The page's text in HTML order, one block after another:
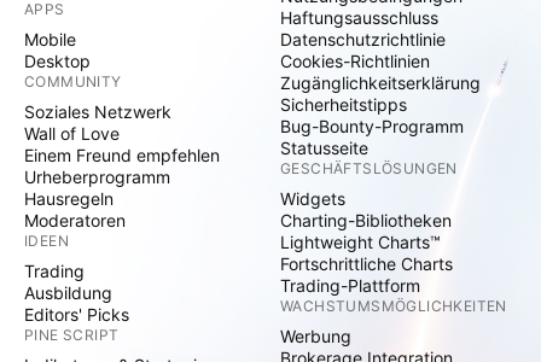
werden. Claim in eigener Sache: Das ist der mit
Abstand aufwändigste Artikel, den ich hier jemals
verfasst habe. Schuld daran ist eine Anfrage, bei der
auch ein kleiner Obolus gerollt ist. Wenn du ebenfalls
Interesse an einer Analyse hast (egal ob Makro- oder
Mikroshit), dann kontaktiere mich einfach. Ist alles
Verhandlungssache.
APPS
Mobile
Desktop
COMMUNITY
Soziales Netzwerk
Wall of Love
Einem Freund empfehlen
Urheberprogramm
Hausregeln
Moderatoren
IDEEN
Trading
Ausbildung
Editors' Picks
PINE SCRIPT
Haftungsausschluss
Datenschutzrichtlinie
Cookies-Richtlinien
Zugänglichkeitserklärung
Sicherheitstipps
Bug-Bounty-Programm
Statusseite
GESCHÄFTSLÖSUNGEN
Widgets
Charting-Bibliotheken
Lightweight Charts™
Fortschrittliche Charts
Trading-Plattform
WACHSTUMSMÖGLICHKEITEN
Werbung
Brokerage Integration